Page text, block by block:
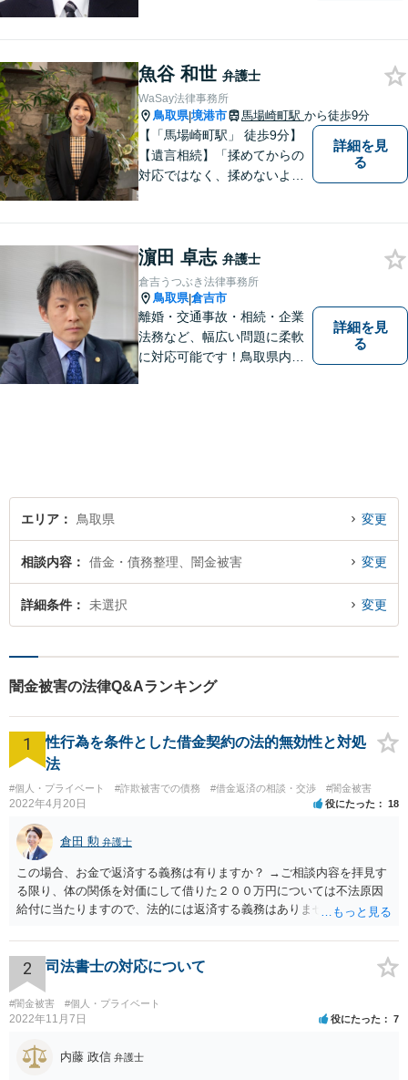
依頼者様の心を理解し，寄り
添いながら問題い解決のサポ
ートを心がけています。
魚谷 和世 弁護士
WaSay法律事務所
鳥取県|境港市 馬場崎町駅 から徒歩9分
【「馬場崎町駅」 徒歩9分】
【遺言相続】「揉めてからの
対応ではなく、揉めないよう
決を目指します。 どんな些細
なことでもお気軽にご相談く
ださい。【弁護士歴15年以
上】
詳細を見
る
濵田 卓志 弁護士
倉吉うつぶき法律事務所
鳥取県|倉吉市
離婚・交通事故・相続・企業
法務など、幅広い問題に柔軟
に対応可能です！鳥取県内の
詳細を見
る
エリア 鳥取県 変更
相談内容 借金・債務整理、闇金被害 変更
詳細条件 未選択 変更
闇金被害の法律Q&Aランキング
1
性行為を条件とした借金契約の法的無効性と対処
法
#個人・プライベート #詐欺被害での債務 #借金返済の相談・交渉 #闇金被害
2022年4月20日 役にたった 18
倉田 勲 弁護士
この場合、お金で返済する義務は有りますか？ →ご相談内容を拝見す
る限り、体の関係を対価にして借りた２００万円については不法原因
給付に当たりますので、法的には返済する義務はありません。家族に
をお勧めします。
2 司法書士の対応について
#闇金被害 #個人・プライベート
2022年11月7日 役にたった 7
内藤 政信 弁護士